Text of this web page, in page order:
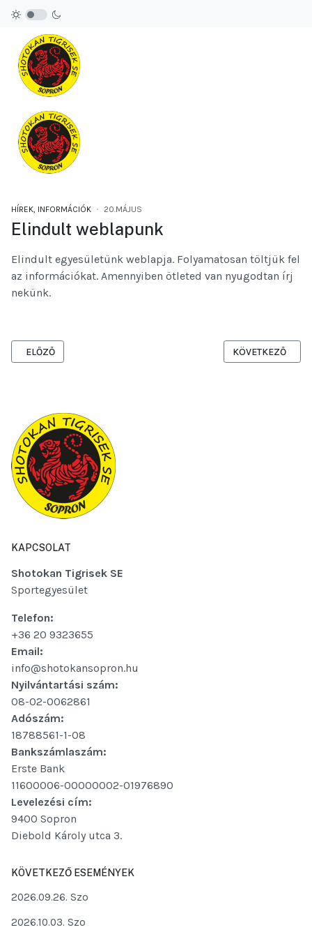
HÍREK, INFORMÁCIÓK 20.MÁJUS
Elindult weblapunk
Elindult egyesületünk weblapja. Folyamatosan töltjük fel
az információkat. Amennyiben ötleted van nyugodtan írj
nekünk.
ELŐZŐ CIKK: SÁRKÁNYHAJÓ FESZTIVÁL A FERTŐ TAVON
ELŐZŐ KÖVETKEZŐ
KÖVETKEZŐ
KAPCSOLAT
Shotokan Tigrisek SE
Sportegyesület
Telefon:
+36 20 9323655
Email:
info@shotokansopron.hu
Nyilvántartási szám:
08-02-0062861
Adószám:
18788561-1-08
Bankszámlaszám:
Erste Bank
11600006-00000002-01976890
Levelezési cím:
9400 Sopron
Diebold Károly utca 3.
KÖVETKEZŐ ESEMÉNYEK
2026.09.26. Szo
2026.10.03. Szo